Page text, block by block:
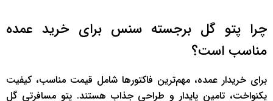
چرا پتو گل برجسته سنس برای خرید عمده
مناسب است؟
برای خریدار عمده، مهم‌ترین فاکتورها شامل قیمت مناسب، کیفیت
یکنواخت، تامین پایدار و طراحی جذاب هستند. پتو مسافرتی گل